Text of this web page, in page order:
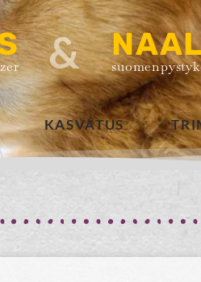
&
KASVATUS